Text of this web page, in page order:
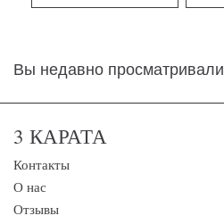
Вы недавно просматривали
3 КАРАТА
Контакты
О нас
Отзывы